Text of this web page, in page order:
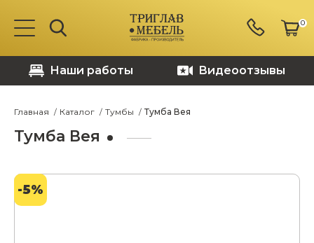
0
Наши работы Видеоотзывы
Главная Каталог Тумбы Тумба Вея
Тумба Вея
-5%